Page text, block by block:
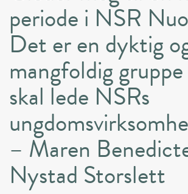
periode i NSR
Det er en dyktig
mangfoldig
skal lede NSRs
– Maren
Nystad Storslett